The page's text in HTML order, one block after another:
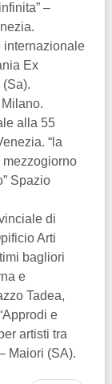
–
internazionale
Ex
alla 55
“la
mezzogiorno
Spazio
di
Arti
bagliori
e
Tadea,
e
artisti tra
Maiori (SA).